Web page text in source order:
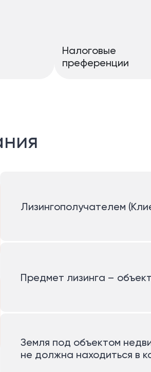
Налоговые
преференции
Лизингополучателем
Предмет лизинга –
Земля под объектом
не должна находиться в